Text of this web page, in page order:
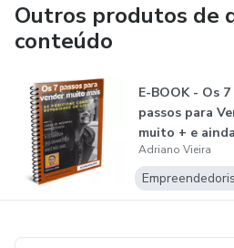
Minha missão é potencializar sua
Empresa com uma imensa
Marketing Digital Avançado com
aumentar o seu faturamento.
Outros produtos de
conteúdo
E-BOOK - Os 7
passos para
muito + e ainda
posicionar...
Adriano Vieira